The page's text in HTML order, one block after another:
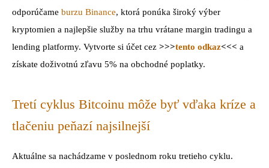
odporúčame burzu Binance, ktorá ponúka široký výber
kryptomien a najlepšie služby na trhu vrátane margin tradingu a
lending platformy. Vytvorte si účet cez >>>tento odkaz<<< a
získate doživotnú zľavu 5% na obchodné poplatky.
Tretí cyklus Bitcoinu môže byť vďaka kríze a
tlačeniu peňazí najsilnejší
Aktuálne sa nachádzame v poslednom roku tretieho cyklu.